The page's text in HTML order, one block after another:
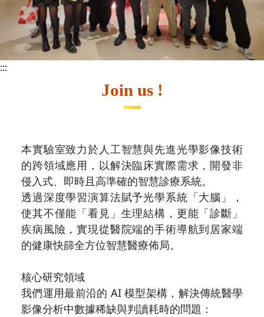
:::
Join us !
本實驗室致力於人工智慧與先進光學影像技術
的跨領域應用，以解決臨床實際需求，開發非
侵入式、即時且高準確的智慧診療系統。
透過深度學習演算法賦予光學系統「大腦」，
使其不僅能「看見」生理結構，更能「診斷」
疾病風險，實現從醫院端的手術導航到居家端
的健康快篩全方位智慧醫療佈局。
核心研究領域
我們運用最前沿的 AI 模型架構，解決傳統醫學
影像分析中數據稀缺與判讀耗時的問題：